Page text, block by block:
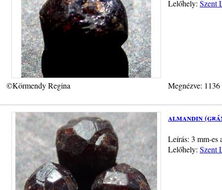
Lelőhely: Szent
©Körmendy Regina Megnézve:
almandin
Leírás: 3 mm-es
Lelőhely: Szent